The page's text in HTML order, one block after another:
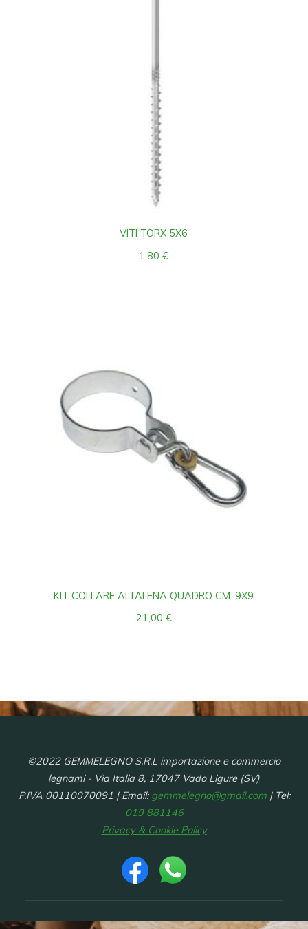
VITI TORX 5X6
1,80€
KIT COLLARE ALTALENA QUADRO CM. 9X9
21,00 €
©2022 GEMMELEGNO S.R.L importazione e commercio
legnami - Via Italia 8, 17047 Vado Ligure (SV)
P.IVA 00110070091 | Email: gemmelegno@gmail.com| Tel:
019 881146
Privacy & Cookie Policy